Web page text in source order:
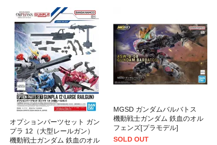
オプションパーツセット ガン
プラ 12（大型レールガン）
機動戦士ガンダム 鉄血のオル
MGSD ガンダムバルバトス
機動戦士ガンダム 鉄血のオル
フェンズ[プラモデル]
SOLD OUT